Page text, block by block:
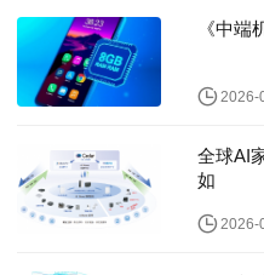
《中端
2026-
全球AI
如
2026-